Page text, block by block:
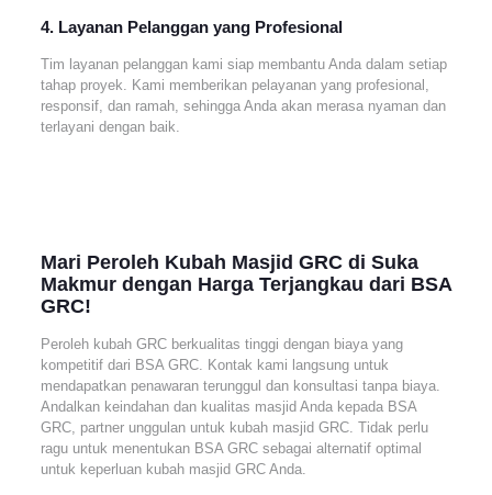
4. Layanan Pelanggan yang Profesional
Tim layanan pelanggan kami siap membantu Anda dalam setiap
tahap proyek. Kami memberikan pelayanan yang profesional,
responsif, dan ramah, sehingga Anda akan merasa nyaman dan
terlayani dengan baik.
Mari Peroleh Kubah Masjid GRC di Suka
Makmur dengan Harga Terjangkau dari BSA
GRC!
Peroleh kubah GRC berkualitas tinggi dengan biaya yang
kompetitif dari BSA GRC. Kontak kami langsung untuk
mendapatkan penawaran terunggul dan konsultasi tanpa biaya.
Andalkan keindahan dan kualitas masjid Anda kepada BSA
GRC, partner unggulan untuk kubah masjid GRC. Tidak perlu
ragu untuk menentukan BSA GRC sebagai alternatif optimal
untuk keperluan kubah masjid GRC Anda.